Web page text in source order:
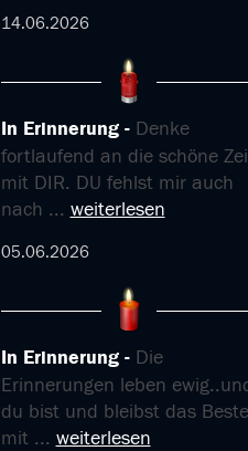
14.06.2026
In Erinnerung
Denke
fortlaufend an die schöne
mit DIR. DU fehlst mir auch
nach ... weiterlesen
05.06.2026
In Erinnerung
Die
Erinnerungen leben
du bist und bleibst das Beste
mit ... weiterlesen